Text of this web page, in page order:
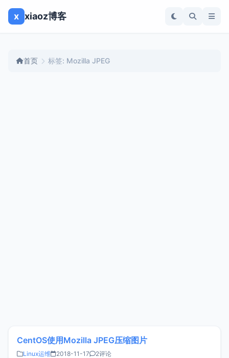
x xiaoz博客
首页 标签: Mozilla JPEG
CentOS使用Mozilla JPEG压缩图片
Linux运维 2018-11-17 2评论